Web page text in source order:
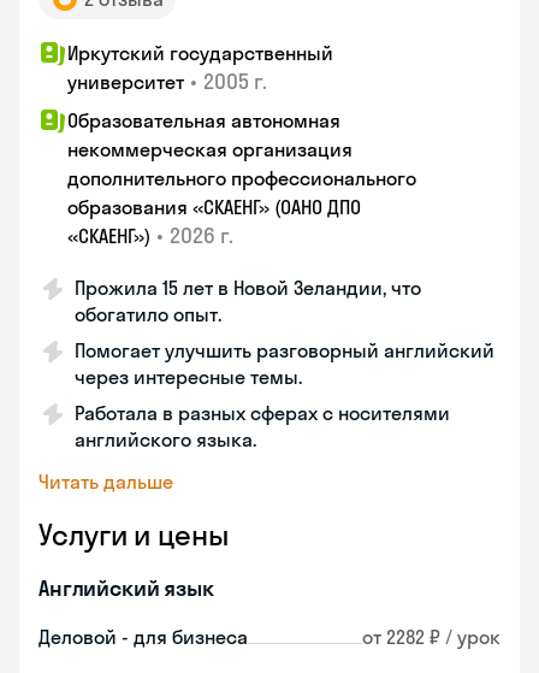
Иркутский государственный
университет • 2005 г.
Образовательная автономная
некоммерческая организация
дополнительного профессионального
образования «СКАЕНГ» (ОАНО ДПО
«СКАЕНГ») • 2026 г.
Прожила 15 лет в Новой Зеландии, что
обогатило опыт.
Помогает улучшить разговорный английский
через интересные темы.
Работала в разных сферах с носителями
английского языка.
Читать дальше
Услуги и цены
Английский язык
Деловой - для бизнеса от 2282 ₽ / урок